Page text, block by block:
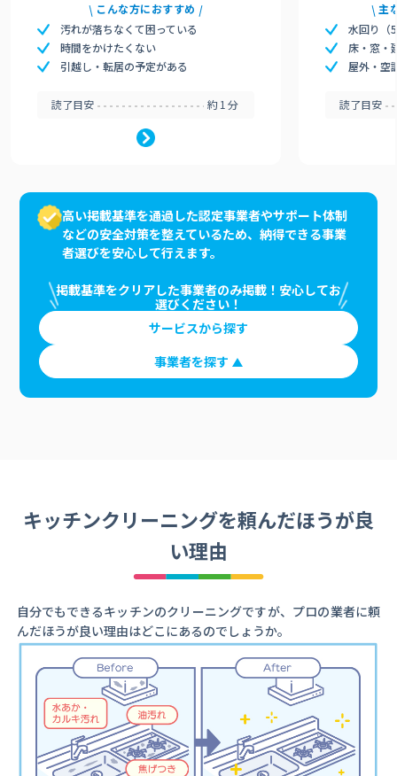
こんな方におすすめ
汚れが落ちなくて困っている
時間をかけたくない
引越し・転居の予定がある
読了目安 約1分
主
水回り（
床・窓・
屋外・空
読了目安
高い掲載基準を通過した認定事業者やサポート体制
などの安全対策を整えているため、納得できる事業
者選びを安心して行えます。
掲載基準をクリアした事業者のみ掲載！安心してお
選びください！
サービスから探す
事業者を探す
キッチンクリーニングを頼んだほうが良
い理由
自分でもできるキッチンのクリーニングですが、プロの業者に頼
んだほうが良い理由はどこにあるのでしょうか。